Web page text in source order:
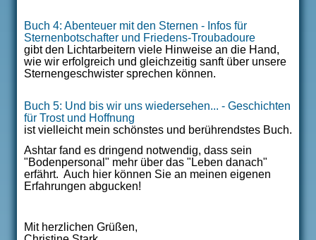
Buch 4: Abenteuer mit den Sternen - Infos für
Sternenbotschafter und Friedens-Troubadoure
gibt den Lichtarbeitern viele Hinweise an die Hand,
wie wir erfolgreich und gleichzeitig sanft über unsere
Sternengeschwister sprechen können.
Buch 5: Und bis wir uns wiedersehen... - Geschichten
für Trost und Hoffnung
ist vielleicht mein schönstes und berührendstes Buch.
Ashtar fand es dringend notwendig, dass sein
"Bodenpersonal" mehr über das "Leben danach"
erfährt. Auch hier können Sie an meinen eigenen
Erfahrungen abgucken!
Mit herzlichen Grüßen,